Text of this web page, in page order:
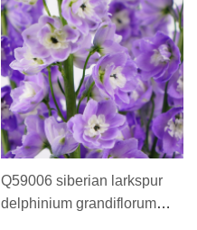
Q59006 siberian larkspur
delphinium grandiflorum